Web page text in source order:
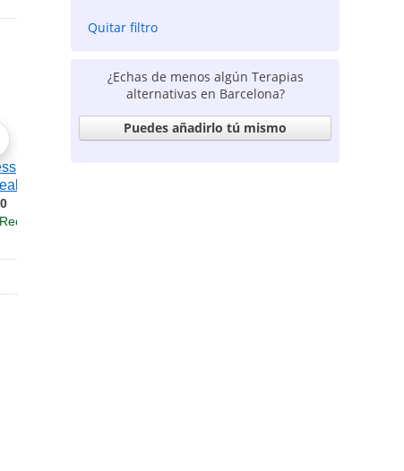
Quitar filtro
¿Echas de menos algún Terapias
alternativas en Barcelona?
Puedes añadirlo tú mismo